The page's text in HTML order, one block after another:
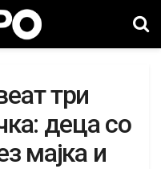
три
деца со
мајка и